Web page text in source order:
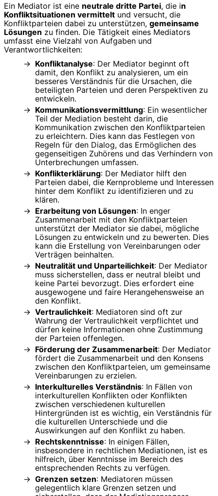
Ein Mediator ist eine neutrale dritte Partei, die in
Konfliktsituationen vermittelt und versucht, die
Konfliktparteien dabei zu unterstützen, gemeinsame
Lösungen zu finden. Die Tätigkeit eines Mediators
umfasst eine Vielzahl von Aufgaben und
Verantwortlichkeiten:
Konfliktanalyse: Der Mediator beginnt oft
damit, den Konflikt zu analysieren, um ein
besseres Verständnis für die Ursachen, die
beteiligten Parteien und deren Perspektiven zu
entwickeln.
Kommunikationsvermittlung: Ein wesentlicher
Teil der Mediation besteht darin, die
Kommunikation zwischen den Konfliktparteien
zu erleichtern. Dies kann das Festlegen von
Regeln für den Dialog, das Ermöglichen des
gegenseitigen Zuhörens und das Verhindern von
Unterbrechungen umfassen.
Konflikterklärung: Der Mediator hilft den
Parteien dabei, die Kernprobleme und Interessen
hinter dem Konflikt zu identifizieren und zu
klären.
Erarbeitung von Lösungen: In enger
Zusammenarbeit mit den Konfliktparteien
unterstützt der Mediator sie dabei, mögliche
Lösungen zu entwickeln und zu bewerten. Dies
kann die Erstellung von Vereinbarungen oder
Verträgen beinhalten.
Neutralität und Unparteilichkeit: Der Mediator
muss sicherstellen, dass er neutral bleibt und
keine Partei bevorzugt. Dies erfordert eine
ausgewogene und faire Herangehensweise an
den Konflikt.
Vertraulichkeit: Mediatoren sind oft zur
Wahrung der Vertraulichkeit verpflichtet und
dürfen keine Informationen ohne Zustimmung
der Parteien offenlegen.
Förderung der Zusammenarbeit: Der Mediator
fördert die Zusammenarbeit und den Konsens
zwischen den Konfliktparteien, um gemeinsame
Vereinbarungen zu erzielen.
Interkulturelles Verständnis: In Fällen von
interkulturellen Konflikten oder Konflikten
zwischen verschiedenen kulturellen
Hintergründen ist es wichtig, ein Verständnis für
die kulturellen Unterschiede und die
Auswirkungen auf den Konflikt zu haben.
Rechtskenntnisse: In einigen Fällen,
insbesondere in rechtlichen Mediationen, ist es
hilfreich, über Kenntnisse im Bereich des
entsprechenden Rechts zu verfügen.
Grenzen setzen: Mediatoren müssen
gelegentlich klare Grenzen setzen und